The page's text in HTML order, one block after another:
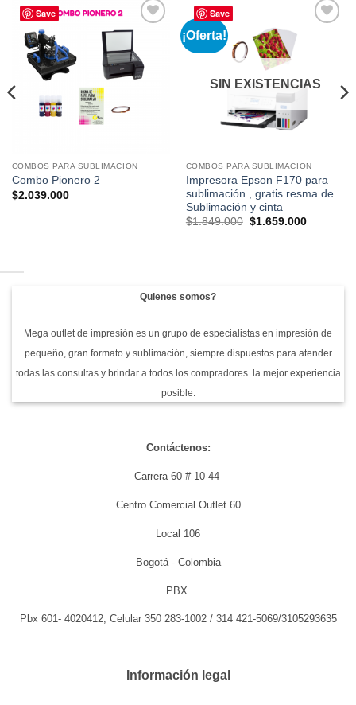
Save
Añadir
lista de
deseos
COMBOS PARA SUBLIMACIÓN
Combo Pionero 2
$2.039.000
Save
¡Oferta!
SIN EXISTENCIAS
COMBOS PARA SUBLIMACIÓN
Impresora Epson F170 para
sublimación , gratis resma de
Sublimación y cinta
$1.849.000 El
$1.659.000El
Quienes somos?
Mega outlet de impresión es un grupo de especialistas en impresión de
pequeño, gran formato y sublimación, siempre dispuestos para atender
todas las consultas y brindar a todos los compradores la mejor experiencia
posible.
Contáctenos:
Carrera 60 # 10-44
Centro Comercial Outlet 60
Local 106
Bogotá - Colombia
PBX
Pbx 601- 4020412, Celular 350 283-1002 / 314 421-5069/3105293635
Información legal